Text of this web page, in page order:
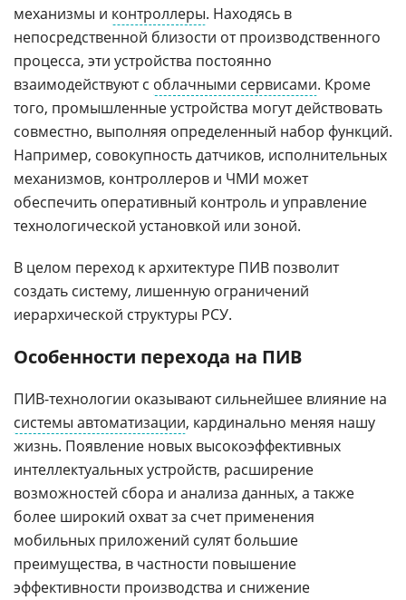
механизмы и контроллеры. Находясь в
непосредственной близости от производственного
процесса, эти устройства постоянно
взаимодействуют с облачными сервисами. Кроме
того, промышленные устройства могут действовать
совместно, выполняя определенный набор функций.
Например, совокупность датчиков, исполнительных
механизмов, контроллеров и ЧМИ может
обеспечить оперативный контроль и управление
технологической установкой или зоной.
В целом переход к архитектуре ПИВ позволит
создать систему, лишенную ограничений
иерархической структуры РСУ.
Особенности перехода на ПИВ
ПИВ-технологии оказывают сильнейшее влияние на
системы автоматизации, кардинально меняя нашу
жизнь. Появление новых высокоэффективных
интеллектуальных устройств, расширение
возможностей сбора и анализа данных, а также
более широкий охват за счет применения
мобильных приложений сулят большие
преимущества, в частности повышение
эффективности производства и снижение